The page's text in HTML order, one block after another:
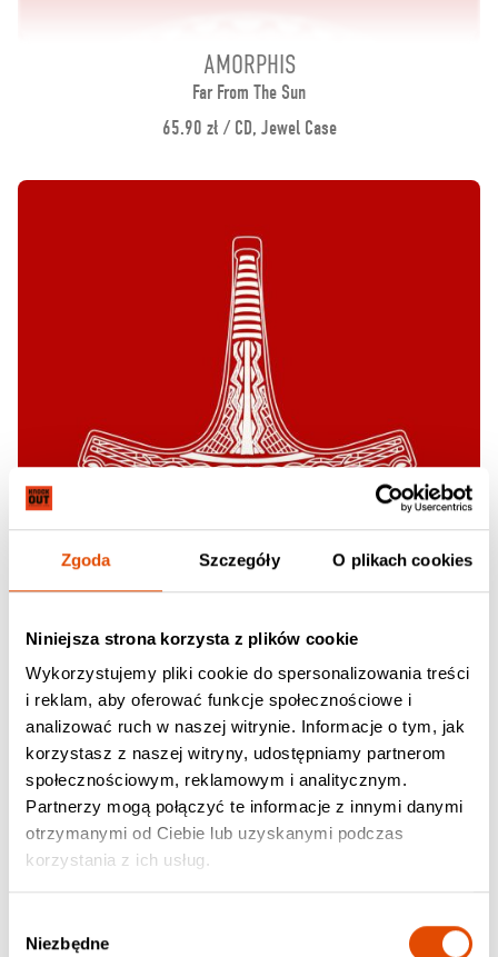
Zgoda Szczegóły O plikach cookies
Niniejsza strona korzysta z plików cookie
Wykorzystujemy pliki cookie do spersonalizowania treści
i reklam, aby oferować funkcje społecznościowe i
analizować ruch w naszej witrynie. Informacje o tym, jak
korzystasz z naszej witryny, udostępniamy partnerom
społecznościowym, reklamowym i analitycznym.
Partnerzy mogą połączyć te informacje z innymi danymi
otrzymanymi od Ciebie lub uzyskanymi podczas
korzystania z ich usług.
zgody
Niezbędne
AMORPHIS
Far From The Sun
65.90 zł / CD, Jewel Case
AMORPHIS
Far From The Sun
123.90 zł / Vinyl, Red Blue Marbled